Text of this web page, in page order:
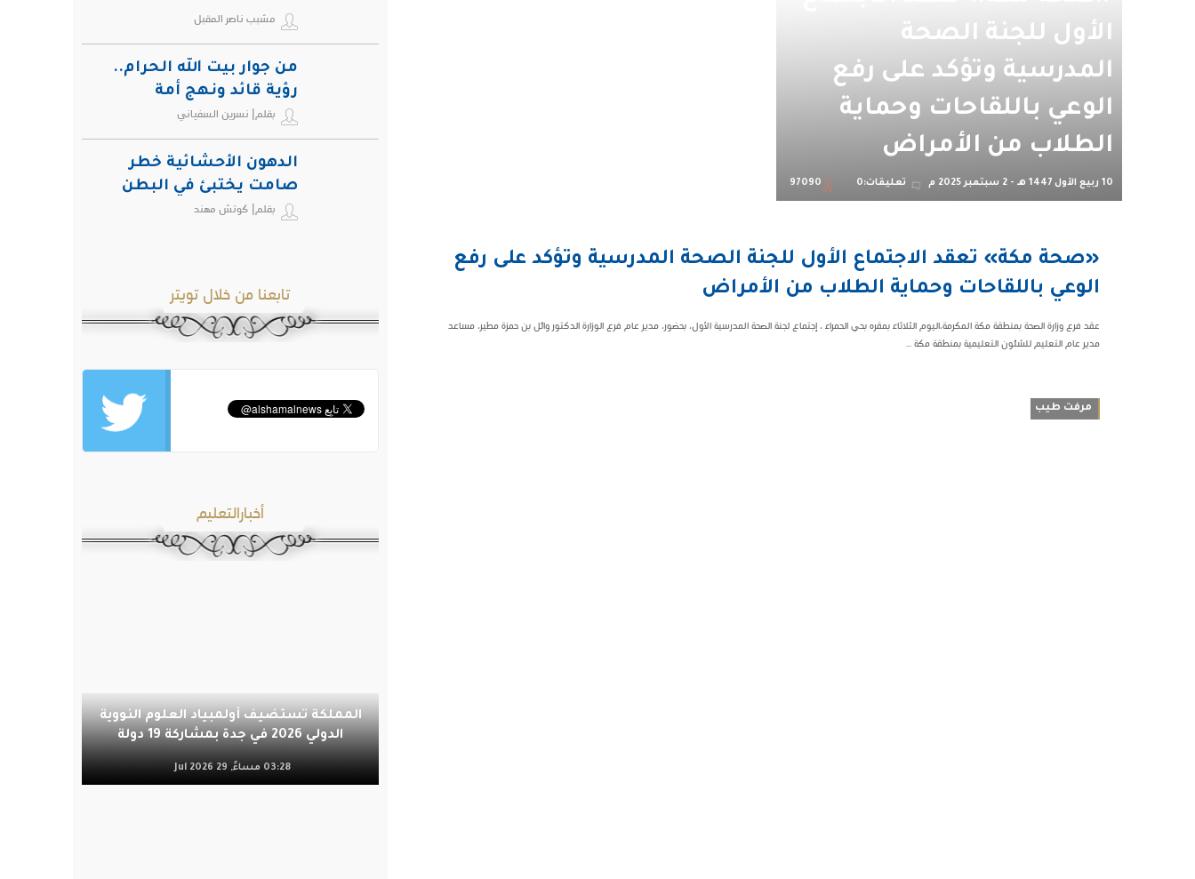
الأول للجنة الصحة
المدرسية وتؤكد على رفع
الوعي باللقاحات وحماية
الطلاب من الأمراض
10 ربيع الأول 1447 هـ - 2 سبتمبر 2025 م تعليقات:0 97090
«صحة مكة» تعقد الاجتماع الأول للجنة الصحة المدرسية وتؤكد على رفع
الوعي باللقاحات وحماية الطلاب من الأمراض
عقد فرع وزارة الصحة بمنطقة مكة المكرمة،اليوم الثلاثاء بمقره بحي الحمراء ، إجتماع لجنة الصحة المدرسية الأول، بحضور، مدير عام فرع الوزارة الدكتور وائل بن حمزة مطير، مساعد
مدير عام التعليم للشئون التعليمية بمنطقة مكة ...
مرفت طيب
مشبب ناصر المقبل
من جوار بيت الله الحرام..
رؤية قائد ونهج أمة
بقلم| نسرين السفياني
الدهون الأحشائية خطر
صامت يختبئ في البطن
ويهدد صحة الإنسان
بقلم| كوتش مهند
تابعنا من خلال تويتر
أخبارالتعليم
المملكة تستضيف أولمبياد العلوم النووية
الدولي 2026 في جدة بمشاركة 19 دولة
03:28 مساءً, 29 Jul 2026